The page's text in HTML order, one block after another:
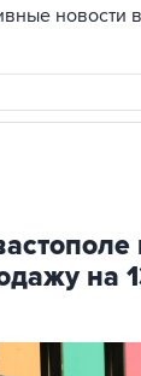
новости
на